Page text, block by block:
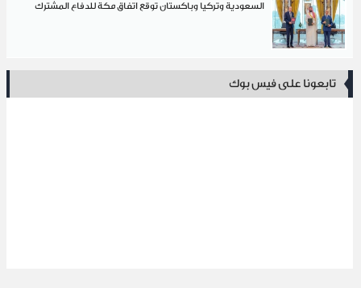
السعودية وتركيا وباكستان توقع اتفاق مكة للدفاع المشترك
تابعونا على فيس بوك